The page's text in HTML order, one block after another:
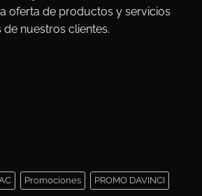
oferta de productos y servicios
nuestros clientes.
Promociones PROMO DAVINCI